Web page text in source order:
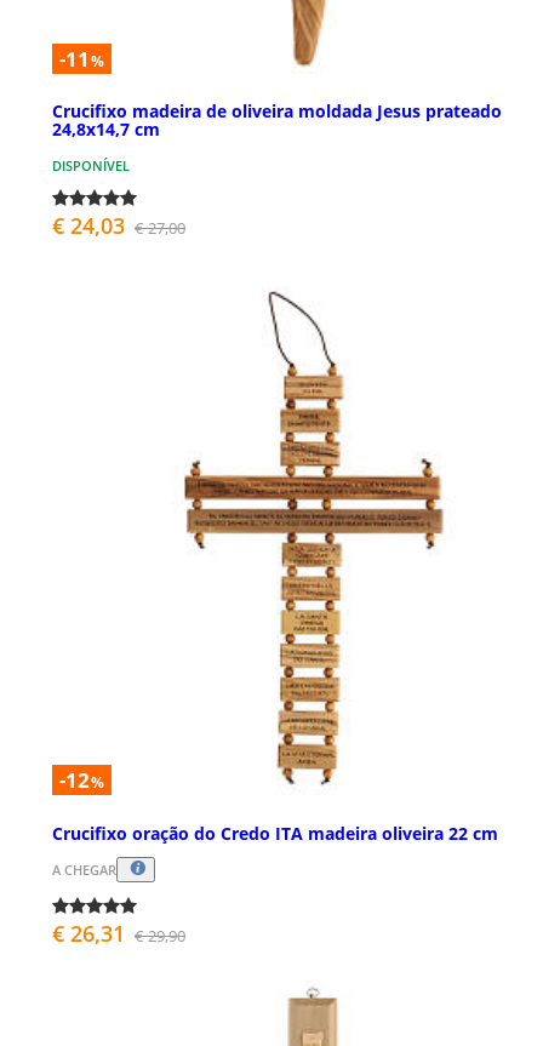
-11 %
Crucifixo madeira de oliveira moldada Jesus prateado
24,8x14,7 cm
DISPONÍVEL
€ 24,03 € 27,00
-12%
Crucifixo oração do Credo ITA madeira oliveira 22 cm
A CHEGAR
€ 26,31 € 29,90